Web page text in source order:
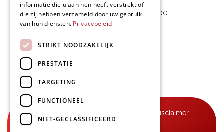
09 253 49 57- mail@delmo.be
BE 0768.656.308
Volg ons
Disclaimer
informatie die u aan hen heeft verstrekt of
die zij hebben verzameld door uw gebruik
van hun diensten. Privacybeleid
STRIKT NOODZAKELIJK
PRESTATIE
TARGETING
FUNCTIONEEL
NIET-GECLASSIFICEERD